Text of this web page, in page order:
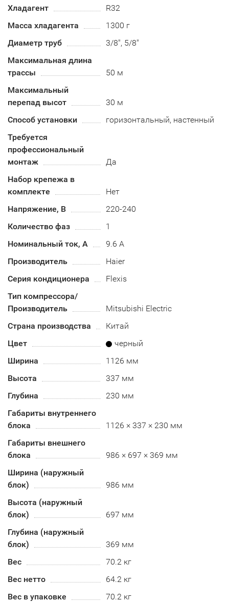
Хладагент
R32
Масса хладагента
1300 г
Диаметр труб
3/8", 5/8"
Максимальная длина
трассы
50 м
Максимальный
перепад высот
30 м
Способ установки
горизонтальный, настенный
Требуется
профессиональный
монтаж
Да
Набор крепежа в
комплекте
Нет
Напряжение, В
220-240
Количество фаз
1
Номинальный ток, А
9.6 А
Производитель
Haier
Серия кондиционера
Flexis
Тип компрессора/
Производитель
Mitsubishi Electric
Страна производства
Китай
Цвет
черный
Ширина
1126 мм
Высота
337 мм
Глубина
230 мм
Габариты внутреннего
блока
1126 × 337 × 230 мм
Габариты внешнего
блока
986 × 697 × 369 мм
Ширина (наружный
блок)
986 мм
Высота (наружный
блок)
697 мм
Глубина (наружный
блок)
369 мм
Вес
70.2 кг
Вес нетто
64.2 кг
Вес в упаковке
70.2 кг